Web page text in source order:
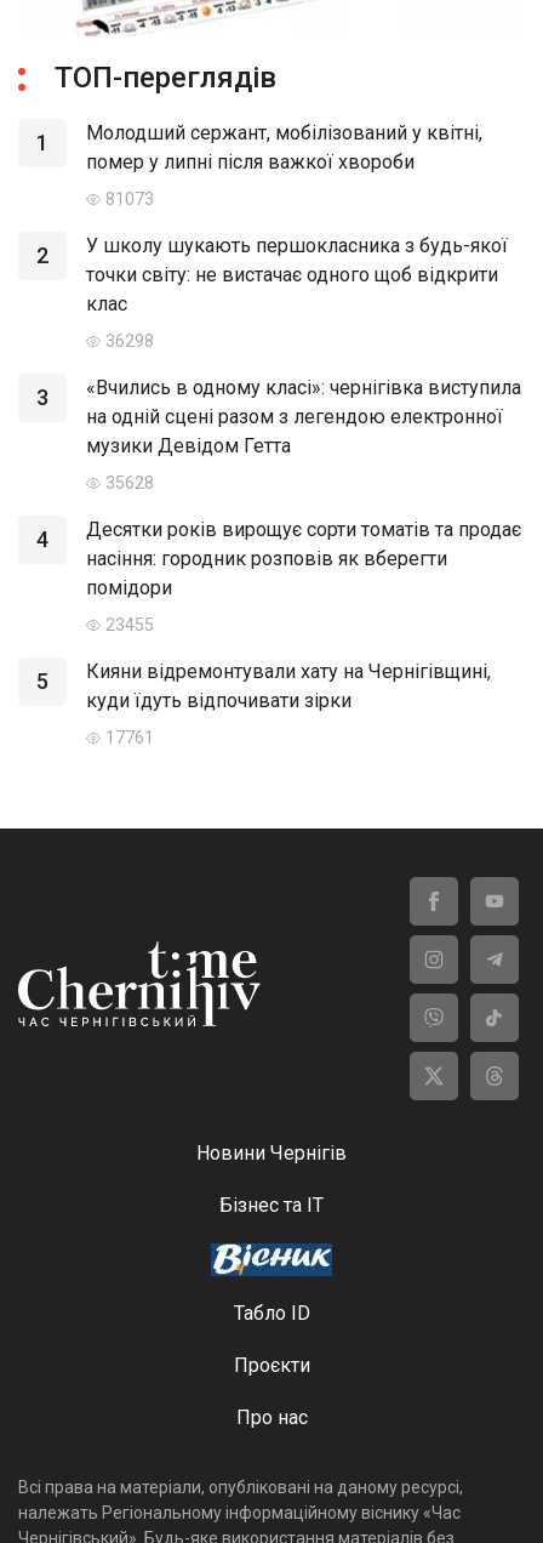
ТОП-переглядів
1
Молодший сержант, мобілізований у квітні,
помер у липні після важкої хвороби
81073
2
У школу шукають першокласника з будь-якої
точки світу: не вистачає одного щоб відкрити
клас
36298
3
«Вчились в одному класі»: чернігівка виступила
на одній сцені разом з легендою електронної
музики Девідом Гетта
35628
4
Десятки років вирощує сорти томатів та продає
насіння: городник розповів як вберегти
помідори
23455
5
Кияни відремонтували хату на Чернігівщині,
куди їдуть відпочивати зірки
17761
Новини Чернігів
Бізнес та ІТ
Табло ID
Проєкти
Про нас
Всі права на матеріали, опубліковані на даному ресурсі,
належать Регіональному інформаційному віснику «Час
Чернігівський». Будь-яке використання матеріалів без